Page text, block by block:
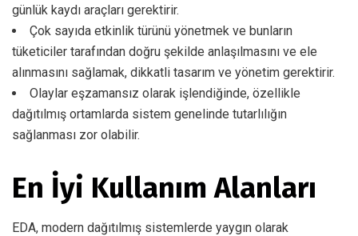
günlük kaydı araçları gerektirir.
Çok sayıda etkinlik türünü yönetmek ve bunların
tüketiciler tarafından doğru şekilde anlaşılmasını ve ele
alınmasını sağlamak, dikkatli tasarım ve yönetim gerektirir.
Olaylar eşzamansız olarak işlendiğinde, özellikle
dağıtılmış ortamlarda sistem genelinde tutarlılığın
sağlanması zor olabilir.
En İyi Kullanım Alanları
EDA, modern dağıtılmış sistemlerde yaygın olarak